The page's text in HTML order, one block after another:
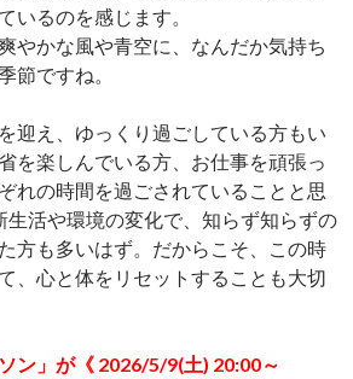
いるのを感じます。
やかな風や青空に、なんだか気持ち
節ですね。
迎え、ゆっくり過ごしている方もい
を楽しんでいる方、お仕事を頑張っ
れの時間を過ごされていることと思
生活や環境の変化で、知らず知らずの
方も多いはず。だからこそ、この時
、心と体をリセットすることも大切
ン」が《 2026/5/9(土) 20:00～